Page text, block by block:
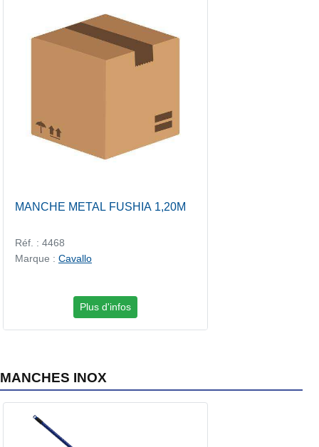
MANCHE METAL FUSHIA 1,20M
Réf. : 4468
Marque : Cavallo
Plus d'infos
MANCHES INOX